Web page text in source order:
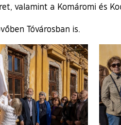
valamint a Komáromi és
Tóvárosban is.